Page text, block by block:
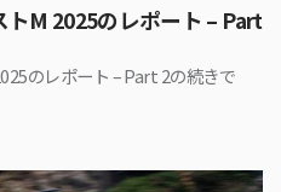
M 2025のレポート – Part
のレポート – Part 2の続きで